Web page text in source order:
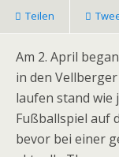
Teilen
Am 2. April
in den
laufen stand wie
Fußballspiel auf
bevor bei einer